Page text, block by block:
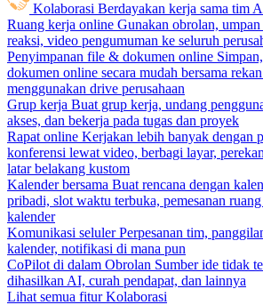
Kolaborasi Berdayakan kerja sama tim
Ruang kerja online Gunakan obrolan,
reaksi, video pengumuman ke seluruh
Penyimpanan file & dokumen online
dokumen online secara mudah bersama
menggunakan drive perusahaan
Grup kerja Buat grup kerja, undang
akses, dan bekerja pada tugas dan proyek
Rapat online Kerjakan lebih banyak dengan
konferensi lewat video, berbagi layar,
latar belakang kustom
Kalender bersama Buat rencana dengan
pribadi, slot waktu terbuka, pemesanan
kalender
Komunikasi seluler Perpesanan tim,
kalender, notifikasi di mana pun
CoPilot di dalam Obrolan Sumber ide tidak
dihasilkan AI, curah pendapat, dan lainnya
Lihat semua fitur Kolaborasi